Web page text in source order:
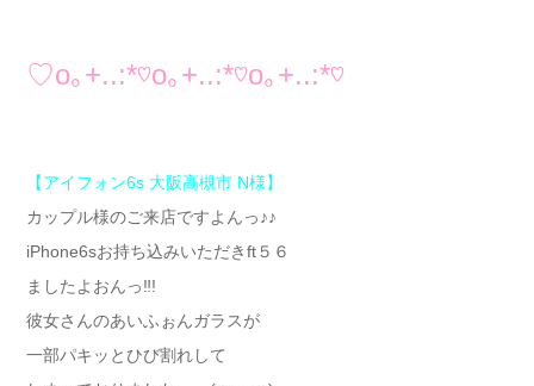
♡o｡+..:*♡o｡+..:*♡o｡+..:*♡
【アイフォン6s 大阪高槻市 N様】
カップル様のご来店ですよんっ♪♪
iPhone6sお持ち込みいただきft５６
ましたよおんっ‼︎!
彼女さんのあいふぉんガラスが
一部パキッとひび割れして